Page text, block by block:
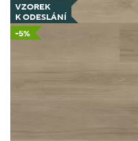
VZOREK
K ODESLÁNÍ
-5%